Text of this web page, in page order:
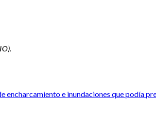
IO).
encharcamiento e inundaciones que podía